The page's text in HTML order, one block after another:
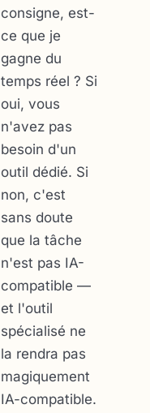
consigne, est-
ce que je
gagne du
temps réel ? Si
oui, vous
n'avez pas
besoin d'un
outil dédié. Si
non, c'est
sans doute
que la tâche
n'est pas IA-
compatible —
et l'outil
spécialisé ne
la rendra pas
magiquement
IA-compatible.